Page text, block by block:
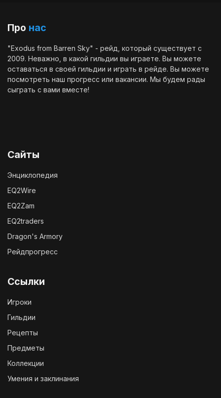
Про нас
"Exodus from Barren Sky" - рейд, который существует с
2009. Неважно, в какой гильдии вы играете. Вы можете
оставаться в своей гильдии и играть в рейде. Вы можете
посмотреть наш прогресс или вакансии. Мы будем рады
сыграть с вами вместе!
Сайты
Энциклопедия
EQ2Wire
EQ2Zam
EQ2traders
Dragon's Armory
Рейдпрогресс
Ссылки
Игроки
Гильдии
Рецепты
Предметы
Коллекции
Умения и заклинания